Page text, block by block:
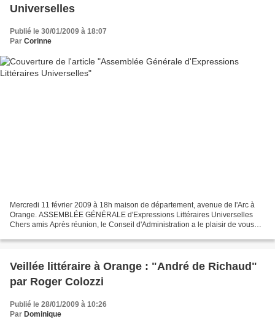
Universelles
Publié le 30/01/2009 à 18:07
Par Corinne
Mercredi 11 février 2009 à 18h maison de département, avenue de l'Arc à
Orange. ASSEMBLÉE GÉNÉRALE d'Expressions Littéraires Universelles
Chers amis Après réunion, le Conseil d'Administration a le plaisir de vous
Veillée littéraire à Orange : "André de Richaud"
par Roger Colozzi
Publié le 28/01/2009 à 10:26
Par Dominique